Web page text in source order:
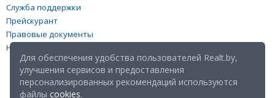
Служба поддержки
Прейскурант
Правовые документы
Настройка файлов cookies
Для обеспечения удобства пользователей Realt.by,
улучшения сервисов и предоставления
персонализированных рекомендаций используются
файлы cookies.